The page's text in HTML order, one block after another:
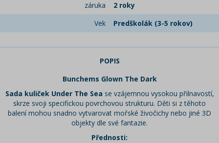
záruka
2 roky
Vek
Predškolák (3-5 rokov)
POPIS
Bunchems Glown The Dark
Sada kuliček Under The Sea se vzájemnou vysokou přilnavostí,
skrze svoji specifickou povrchovou strukturu. Děti si z těhoto
balení mohou snadno vytvarovat mořské živočichy nebo jiné 3D
objekty dle své fantazie.
Přednosti: